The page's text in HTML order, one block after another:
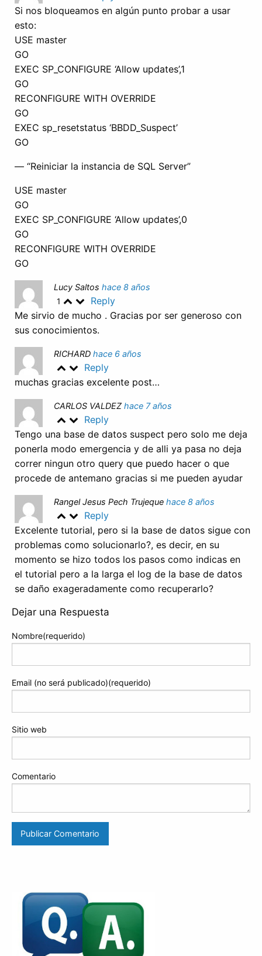
Si nos bloqueamos en algún punto probar a usar
esto:
USE master
GO
EXEC SP_CONFIGURE ‘Allow updates’,1
GO
RECONFIGURE WITH OVERRIDE
GO
EXEC sp_resetstatus ‘BBDD_Suspect’
GO
— “Reiniciar la instancia de SQL Server”
USE master
GO
EXEC SP_CONFIGURE ‘Allow updates’,0
GO
RECONFIGURE WITH OVERRIDE
GO
Lucy Saltos hace 8 años
1
Reply
Me sirvio de mucho . Gracias por ser generoso con
sus conocimientos.
RICHARD hace 6 años
Reply
muchas gracias excelente post…
CARLOS VALDEZ hace 7 años
Reply
Tengo una base de datos suspect pero solo me deja
ponerla modo emergencia y de alli ya pasa no deja
correr ningun otro query que puedo hacer o que
procede de antemano gracias si me pueden ayudar
Rangel Jesus Pech Trujeque hace 8 años
Reply
Excelente tutorial, pero si la base de datos sigue con
problemas como solucionarlo?, es decir, en su
momento se hizo todos los pasos como indicas en
el tutorial pero a la larga el log de la base de datos
se daño exageradamente como recuperarlo?
Dejar una Respuesta
Nombre(requerido)
Email (no será publicado)(requerido)
Sitio web
Comentario